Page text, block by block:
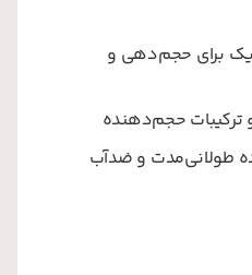
برای حجم‌دهی و
طولانی‌مدت و ضدآب